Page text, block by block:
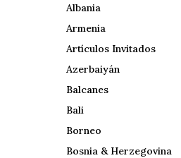
Albania
Armenia
Artículos Invitados
Azerbaiyán
Balcanes
Bali
Borneo
Bosnia & Herzegovina